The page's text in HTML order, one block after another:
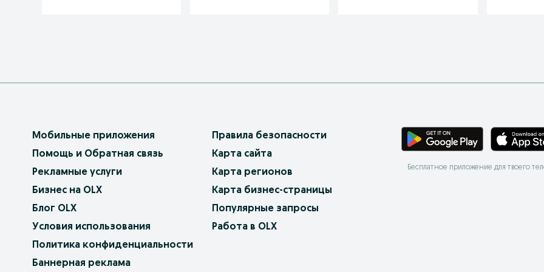
Мобильные приложения
Помощь и Обратная связь
Рекламные услуги
Бизнес на OLX
Блог OLX
Условия использования
Политика конфиденциальности
Баннерная реклама
Правила безопасности
Карта сайта
Карта регионов
Карта бизнес-страницы
Популярные запросы
Работа в OLX
Бесплатное приложение для твоего